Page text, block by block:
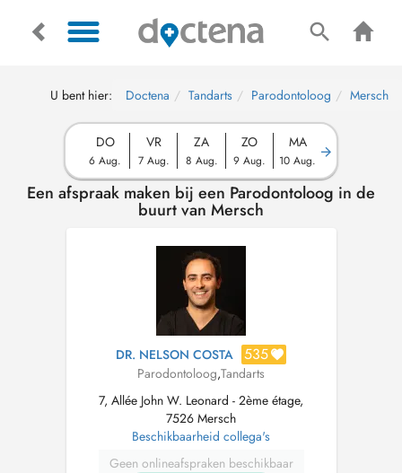
U bent hier: Doctena Tandarts Parodontoloog Mersch
DO
6 Aug.
VR
7 Aug.
ZA
8 Aug.
ZO
9 Aug.
MA
10 Aug.
Een afspraak maken bij een Parodontoloog in de
buurt van Mersch
DR. NELSON COSTA 535
Parodontoloog,Tandarts
7, Allée John W. Leonard - 2ème étage,
7526 Mersch
Beschikbaarheid collega's
Geen onlineafspraken beschikbaar